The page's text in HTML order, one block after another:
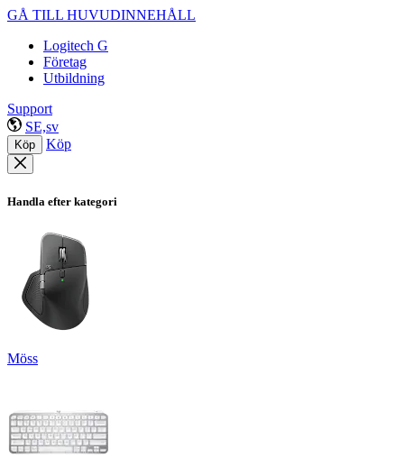
GÅ TILL HUVUDINNEHÅLL
Logitech G
Företag
Utbildning
Support
SE,sv
Köp Köp
Handla efter kategori
Möss